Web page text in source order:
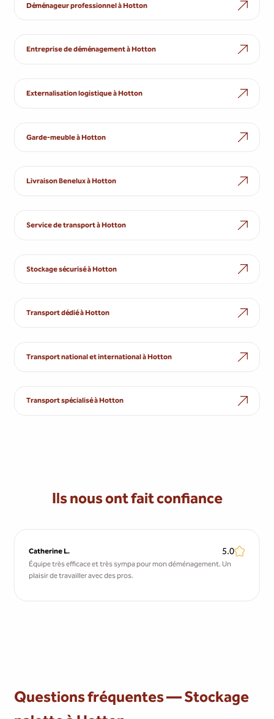
Déménageur professionnel à Hotton
Entreprise de déménagement à Hotton
Externalisation logistique à Hotton
Garde-meuble à Hotton
Livraison Benelux à Hotton
Service de transport à Hotton
Stockage sécurisé à Hotton
Transport dédié à Hotton
Transport national et international à Hotton
Transport spécialisé à Hotton
Ils nous ont fait confiance
Catherine L. 5.0
Équipe très efficace et très sympa pour mon déménagement. Un
plaisir de travailler avec des pros.
Questions fréquentes — Stockage